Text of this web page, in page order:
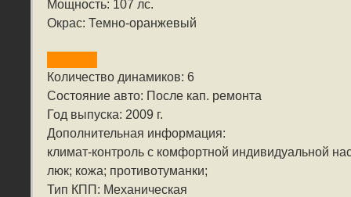
Мощность: 107 лс.
Окрас: Темно-оранжевый
Количество динамиков: 6
Состояние авто: После кап. ремонта
Год выпуска: 2009 г.
Дополнительная информация:
климат-контроль с комфортной индивидуальной
люк; кожа; противотуманки;
Тип КПП: Механическая